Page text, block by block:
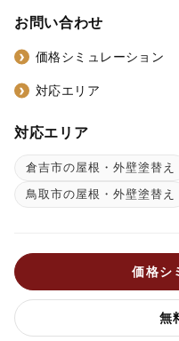
お問い合わせ
価格シミュレーション
対応エリア
対応エリア
倉吉市の屋根・外壁塗替え
鳥取市の屋根・外壁塗替え
価格シ
無